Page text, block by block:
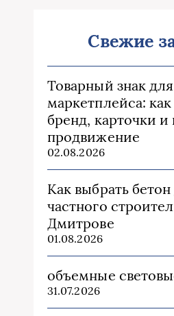
Свежие
Товарный знак для
маркетплейса:
бренд, карточки
продвижение
02.08.2026
Как выбрать
частного
Дмитрове
01.08.2026
объемные
31.07.2026